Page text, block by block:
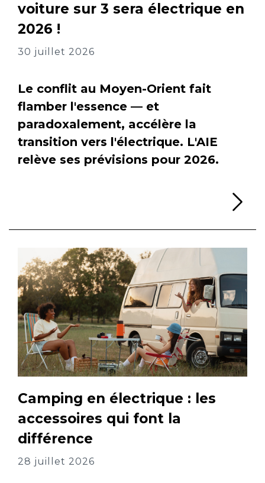
voiture sur 3 sera électrique en
2026 !
30 juillet 2026
Le conflit au Moyen-Orient fait
flamber l'essence — et
paradoxalement, accélère la
transition vers l'électrique. L'AIE
relève ses prévisions pour 2026.
Camping en électrique : les
accessoires qui font la
différence
28 juillet 2026